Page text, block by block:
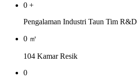
0 +
Pengalaman Industri Taun Tim R&D
0 ㎡
104 Kamar Resik
0